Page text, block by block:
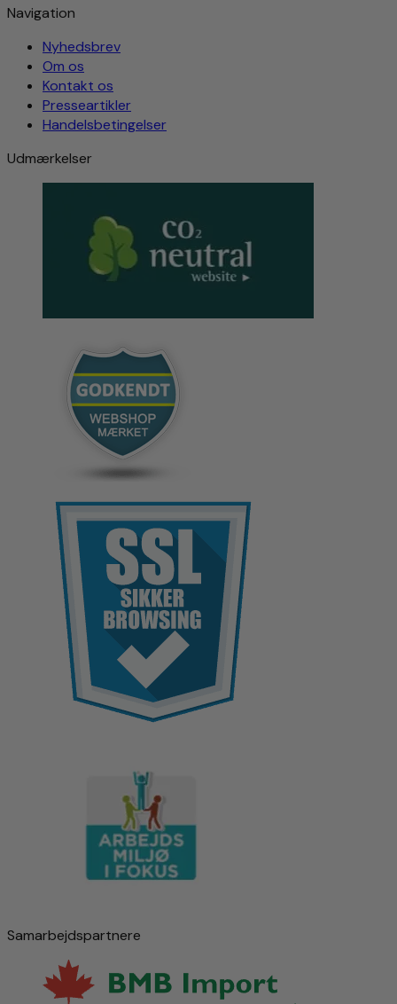
Navigation
Nyhedsbrev
Om os
Kontakt os
Presseartikler
Handelsbetingelser
Udmærkelser
Samarbejdspartnere